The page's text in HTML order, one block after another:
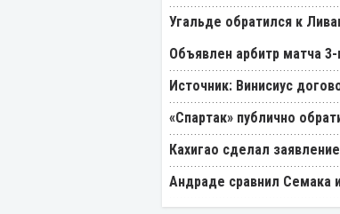
Угальде обратился к
Объявлен арбитр матча
Источник: Винисиус
«Спартак» публично
Кахигао сделал
Андраде сравнил Семака